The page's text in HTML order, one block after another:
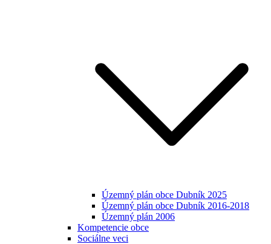
Územný plán obce Dubník 2025
Územný plán obce Dubník 2016-2018
Územný plán 2006
Kompetencie obce
Sociálne veci